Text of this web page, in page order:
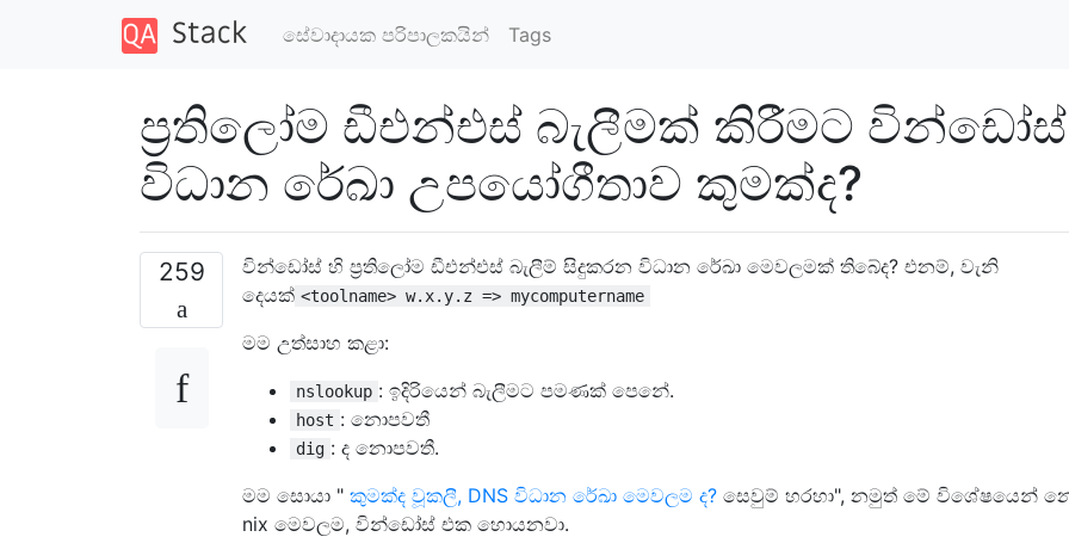
සේවාදායක පරිපාලකයින් Tags
ප්‍රතිලෝම ඩීඑන්එස් බැලීමක් කිරීමට
විධාන රේඛා උපයෝගීතාව කුමක්ද?
259
වින්ඩෝස් හි ප්‍රතිලෝම ඩීඑන්එස් බැලීම් සිදුකරන විධාන රේඛා මෙවලමක් තිබේද? එනම්, වැනි
දෙයක් <toolname> w.x.y.z => mycomputername
මම උත්සාහ කළා:
nslookup : ඉදිරියෙන් බැලීමට පමණක් පෙනේ.
host : නොපවතී
dig : ද නොපවතී.
මම සොයා " කුමක්ද වූකලී, DNS විධාන රේඛා මෙවලම ද? සෙවුම් හරහා", නමුත් මේ විශේෂයෙන්
nix මෙවලම, වින්ඩෝස් එක හොයනවා.